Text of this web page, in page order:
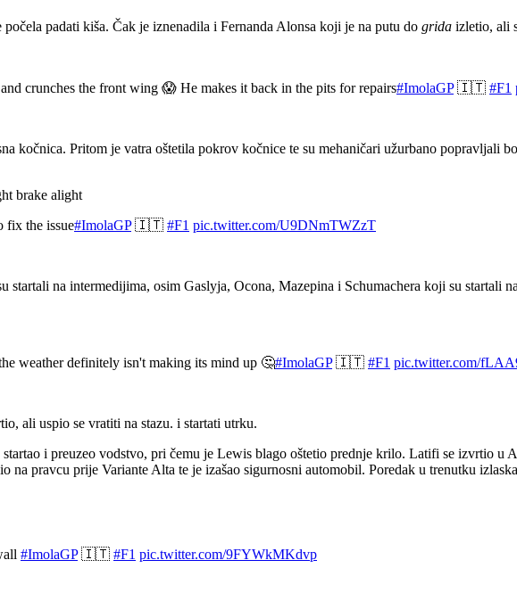
padati kiša. Čak je iznenadila i Fernanda Alonsa koji je na putu do grida izletio, ali
crunches the front wing 😱 He makes it back in the pits for repairs#ImolaGP🇮🇹 #F1
kočnica. Pritom je vatra oštetila pokrov kočnice te su mehaničari užurbano popravljali
brake alight
fix the issue#ImolaGP🇮🇹 #F1 pic.twitter.com/U9DNmTWZzT
startali na intermedijima, osim Gaslyja, Ocona, Mazepina i Schumachera koji su startali na
weather definitely isn't making its mind up 🤔#ImolaGP🇮🇹 #F1 pic.twitter.com/
ali uspio se vratiti na stazu. i startati utrku.
i preuzeo vodstvo, pri čemu je Lewis blago oštetio prednje krilo. Latifi se izvrtio u
na pravcu prije Variante Alta te je izašao sigurnosni automobil. Poredak u trenutku
#ImolaGP🇮🇹 #F1 pic.twitter.com/9FYWkMKdvp